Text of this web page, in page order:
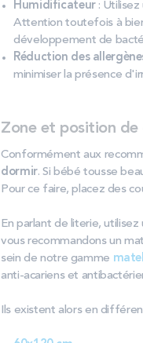
Humidificateur :
Attention toutefois à
développement de
Réduction des
minimiser la présence
Zone et position de
Conformément aux
dormir. Si bébé tousse
Pour ce faire, placez des
En parlant de literie, utilisez
vous recommandons un
sein de notre gamme
anti-acariens et
Ils existent alors en